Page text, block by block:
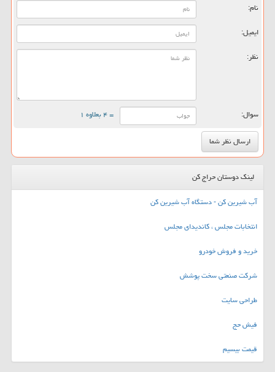
نام:
ایمیل:
نظر:
سوال: = ۴ بعلاوه ۱
لینک دوستان حراج کن
آب شیرین کن - دستگاه آب شیرین کن
انتخابات مجلس ، کاندیدای مجلس
خرید و فروش خودرو
شرکت صنعتی سخت پوشش
طراحی سایت
فیش حج
قیمت بیسیم